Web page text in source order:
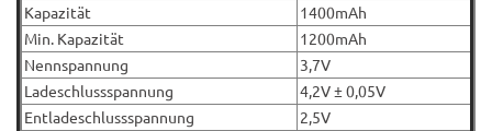
Kapazität
1400mAh
Min. Kapazität
1200mAh
Nennspannung
3,7V
Ladeschlussspannung
4,2V ± 0,05V
Entladeschlussspannung
2,5V